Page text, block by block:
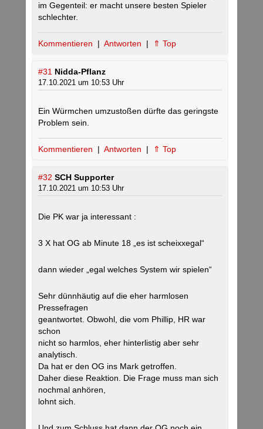
im Gegenteil: er macht unsere besten Spieler
schlechter.
Kommentieren | Antworten | ⇑ Top
#31 Nidda-Pflanz
17.10.2021 um 10:53 Uhr
Ein Würmchen umzustoßen dürfte das geringste
Problem sein.
Kommentieren | Antworten | ⇑ Top
#32 SCH Supporter
17.10.2021 um 10:53 Uhr
Die PK war ja interessant :
3 X hat OG ab Minute 18 „es ist scheixxegal“
dann wieder „egal welches System wir spielen“
Sehr dünnhäutig auf die eher harmlosen
Pressefragen
geantwortet. Obwohl, die vom Phillip, HR war
schon
nicht so harmlos, eher hinterlistig aber sehr
analytisch.
Da hat er den OG ins Mark getroffen.
Daher diese Reaktion. Die Frage muss man sich
nochmal anhören,
lohnt sich.